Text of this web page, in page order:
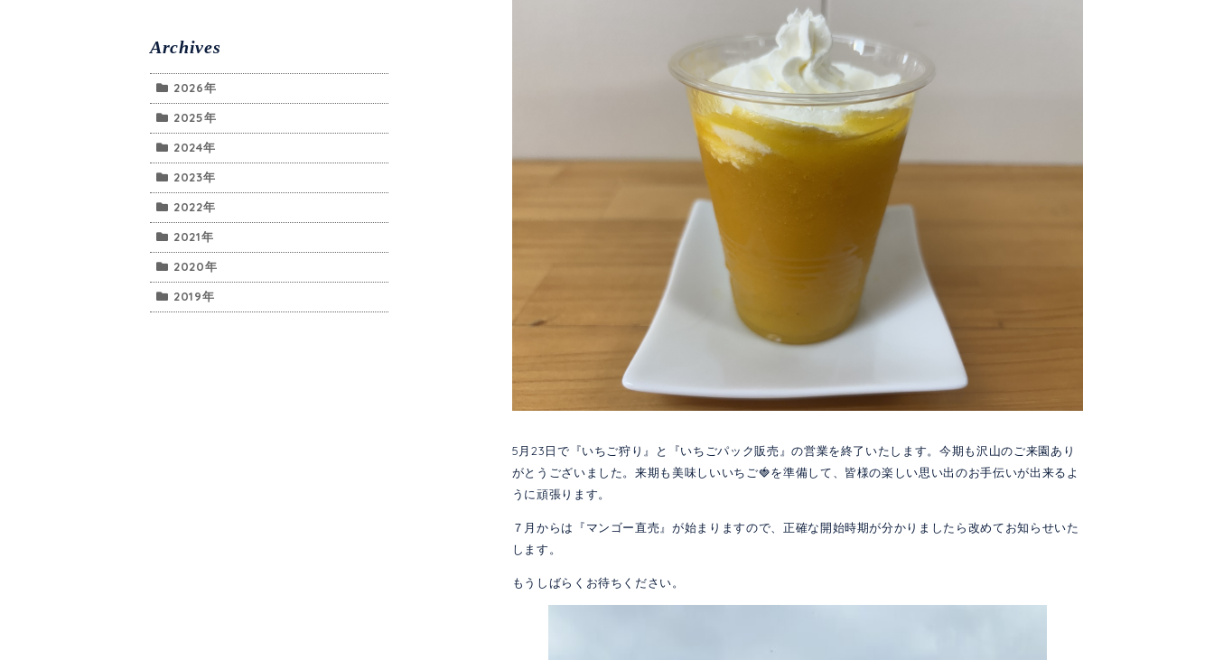
5月23日で『いちご狩り』と『いちごパック販売』の営業を終了いたします。今期も沢山のご来園あり
がとうございました。来期も美味しいいちご🍓を準備して、皆様の楽しい思い出のお手伝いが出来るよ
うに頑張ります。
７月からは『マンゴー直売』が始まりますので、正確な開始時期が分かりましたら改めてお知らせいた
します。
もうしばらくお待ちください。
Archives
2026年
2025年
2024年
2023年
2022年
2021年
2020年
2019年